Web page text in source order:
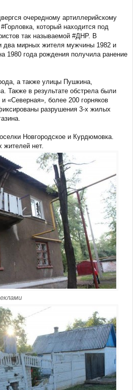
очередному артиллерийскому
который находится под
так называемой #ДНР. В
два мирных жителя мужчины 1982 и
1980 года рождения получила ранение
а также улицы Пушкина,
Также в результате обстрела были
«Северная», более 200 горняков
разрушения 3-х жилых
Новгородское и Курдюмовка.
жителей нет.